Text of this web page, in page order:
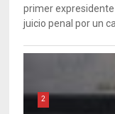
primer
juicio penal por un
2